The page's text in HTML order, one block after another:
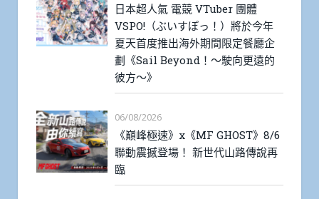
日本超人氣 電競 VTuber 團體
VSPO!（ぶいすぽっ！）將於今年
夏天首度推出海外期間限定餐廳企
劃《Sail Beyond！～駛向更遠的
彼方～》
06/08/2026
《巔峰極速》x《MF GHOST》8/6
聯動震撼登場！ 新世代山路傳說再
臨